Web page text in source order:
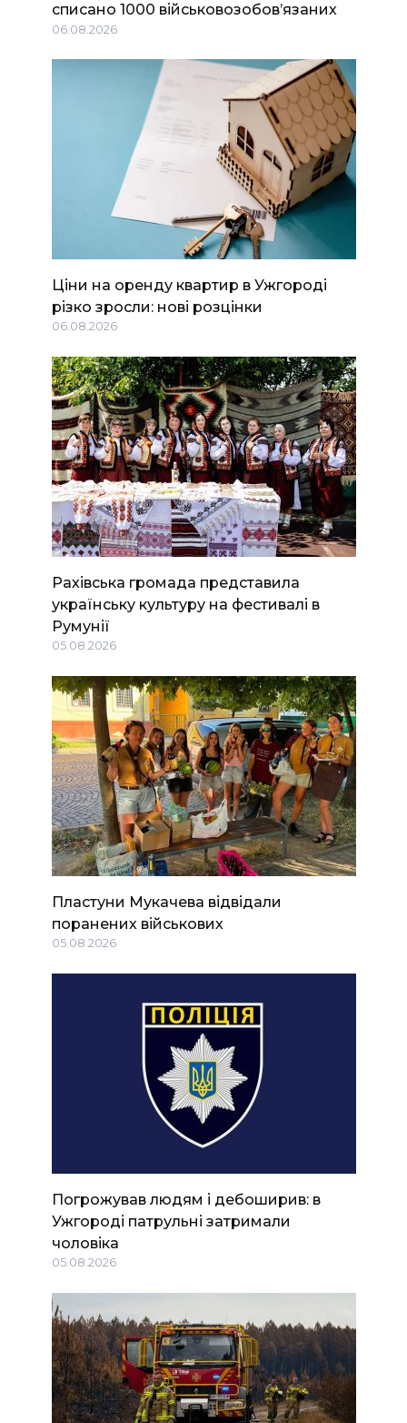
списано 1000 військовозобов’язаних
06.08.2026
Ціни на оренду квартир в Ужгороді
різко зросли: нові розцінки
06.08.2026
Рахівська громада представила
українську культуру на фестивалі в
Румунії
05.08.2026
Пластуни Мукачева відвідали
поранених військових
05.08.2026
Погрожував людям і дебоширив: в
Ужгороді патрульні затримали
чоловіка
05.08.2026